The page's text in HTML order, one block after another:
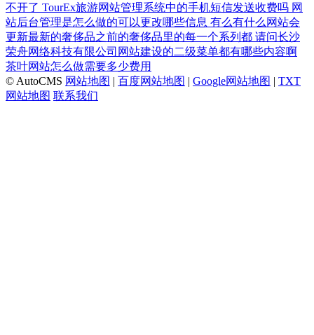
不开了 TourEx旅游网站管理系统中的手机短信发送收费吗 网
站后台管理是怎么做的可以更改哪些信息 有么有什么网站会
更新最新的奢侈品之前的奢侈品里的每一个系列都 请问长沙
荣舟网络科技有限公司网站建设的二级菜单都有哪些内容啊
茶叶网站怎么做需要多少费用
© AutoCMS 网站地图 | 百度网站地图 | Google网站地图 | TXT
网站地图 联系我们